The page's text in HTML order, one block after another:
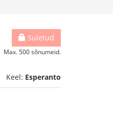
Suletud
Max. 500 sõnumeid.
Keel: Esperanto